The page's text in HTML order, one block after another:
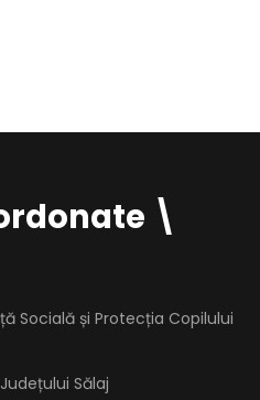
\
Socială și Protecția Copilului
Sălaj